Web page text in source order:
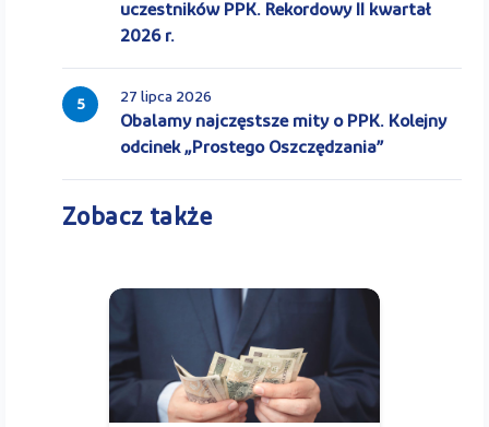
uczestników PPK. Rekordowy II kwartał
2026 r.
5 27 lipca 2026
Obalamy najczęstsze mity o PPK. Kolejny
odcinek „Prostego Oszczędzania”
Zobacz także